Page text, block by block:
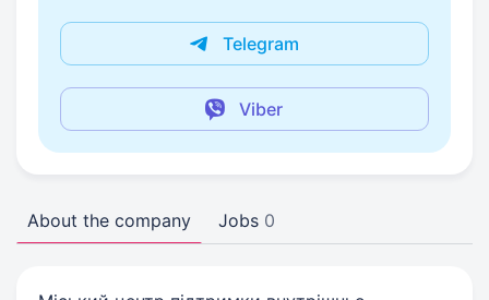
Telegram
Viber
About the company Jobs 0